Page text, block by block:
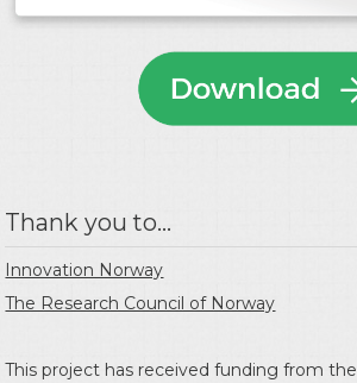
Thank you to...
Innovation Norway
The Research Council of Norway
This project has received funding from the